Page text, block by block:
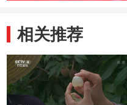
相关推荐